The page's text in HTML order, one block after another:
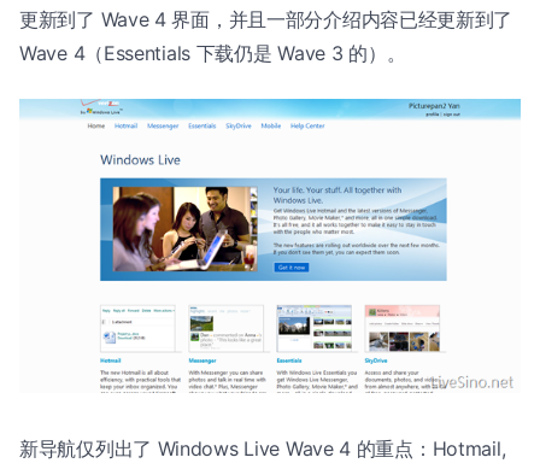
更新到了 Wave 4 界面，并且一部分介绍内容已经更新到了
Wave 4（Essentials 下载仍是 Wave 3 的）。
新导航仅列出了 Windows Live Wave 4 的重点：Hotmail,